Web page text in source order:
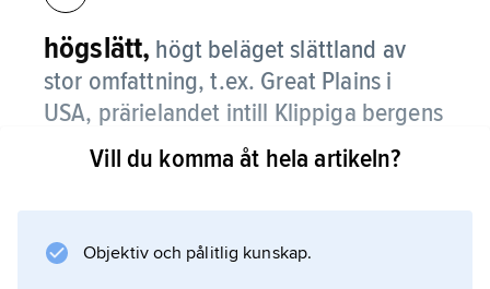
högslätt, högt beläget slättland av
stor omfattning, t.ex. Great Plains i
USA, prärielandet intill Klippiga bergens
östra rand i Colorado och angränsande
stater, på en höjd av ca 1 000 m ö.h.
ö.h.
Vill du komma åt hela artikeln?
Objektiv och pålitlig kunskap.